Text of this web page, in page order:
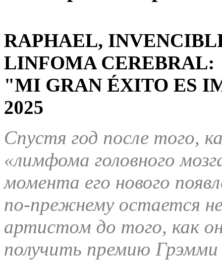
RAPHAEL,
LINFOMA CEREBRAL:
"MI GRAN ÉXITO ES
2025
Спустя год после того,
«лимфома головного
момента его нового
по-прежнему остается
артистом до того, как
получить премию Грэмми